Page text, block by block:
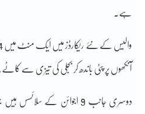
ہے۔
آنکھوں پر پٹی باندھ کر بجلی کی تیزی سے کاٹے۔